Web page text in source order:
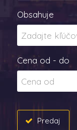
Obsahuje
Cena od - do
Predaj